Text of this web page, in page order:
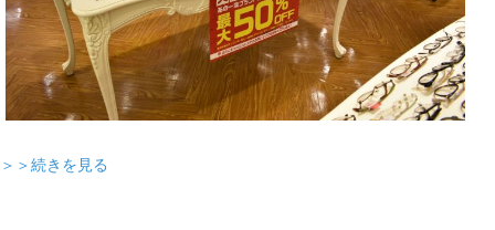
＞＞続きを見る